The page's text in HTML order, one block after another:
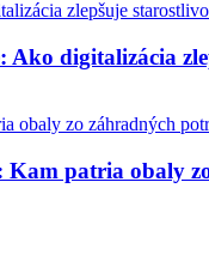
digitalizácia
Kam patria obaly